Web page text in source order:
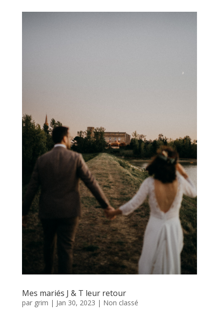
Mes mariés J & T leur retour
par grim | Jan 30, 2023 | Non classé